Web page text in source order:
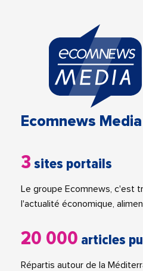
Ecomnews Media
3 sites portails
Le groupe Ecomnews, c'est
l'actualité économique,
20 000 articles
Répartis autour de la